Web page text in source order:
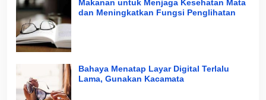
Makanan untuk Menjaga Kesehatan Mata
dan Meningkatkan Fungsi Penglihatan
Bahaya Menatap Layar Digital Terlalu
Lama, Gunakan Kacamata